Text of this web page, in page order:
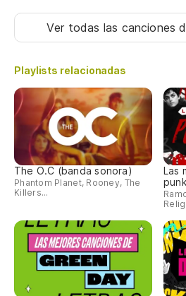
Ver todas las canciones
Playlists relacionadas
The O.C (banda sonora)
Phantom Planet, Rooney, The
Killers...
Las